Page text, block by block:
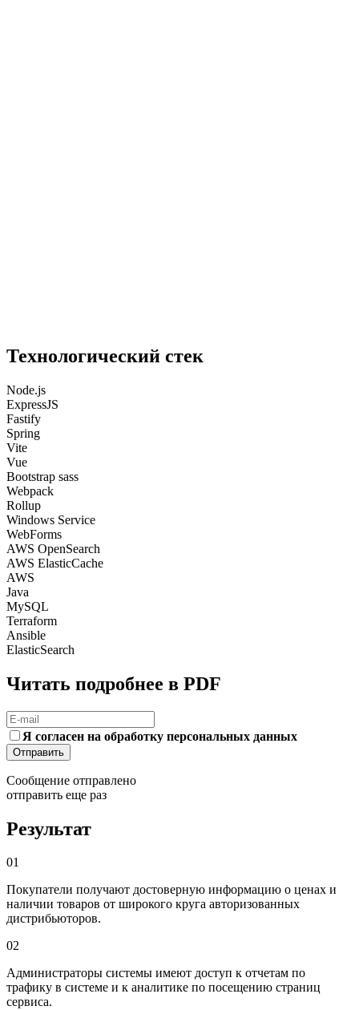
Технологический стек
Node.js
ExpressJS
Fastify
Spring
Vite
Vue
Bootstrap sass
Webpack
Rollup
Windows Service
WebForms
AWS OpenSearch
AWS ElastiсCache
AWS
Java
MySQL
Terraform
Ansible
ElasticSearch
Читать подробнее в PDF
Я согласен на обработку персональных данных
Отправить
Сообщение отправлено
отправить еще раз
Результат
01
Покупатели получают достоверную информацию о ценах и
наличии товаров от широкого круга авторизованных
дистрибьюторов.
02
Администраторы системы имеют доступ к отчетам по
трафику в системе и к аналитике по посещению страниц
сервиса.